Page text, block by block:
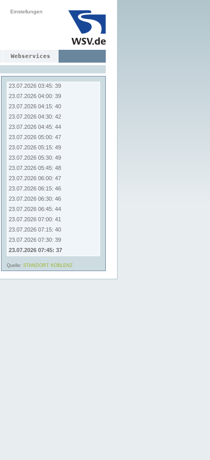
Einstellungen
Webservices
23.07.2026 02:00: 25
23.07.2026 03:00: 31
23.07.2026 03:15: 36
23.07.2026 03:30: 38
23.07.2026 03:45: 39
23.07.2026 04:00: 39
23.07.2026 04:15: 40
23.07.2026 04:30: 42
23.07.2026 04:45: 44
23.07.2026 05:00: 47
23.07.2026 05:15: 49
23.07.2026 05:30: 49
23.07.2026 05:45: 48
23.07.2026 06:00: 47
23.07.2026 06:15: 46
23.07.2026 06:30: 46
23.07.2026 06:45: 44
23.07.2026 07:00: 41
23.07.2026 07:15: 40
23.07.2026 07:30: 39
23.07.2026 07:45: 37
Quelle: STANDORT KOBLENZ